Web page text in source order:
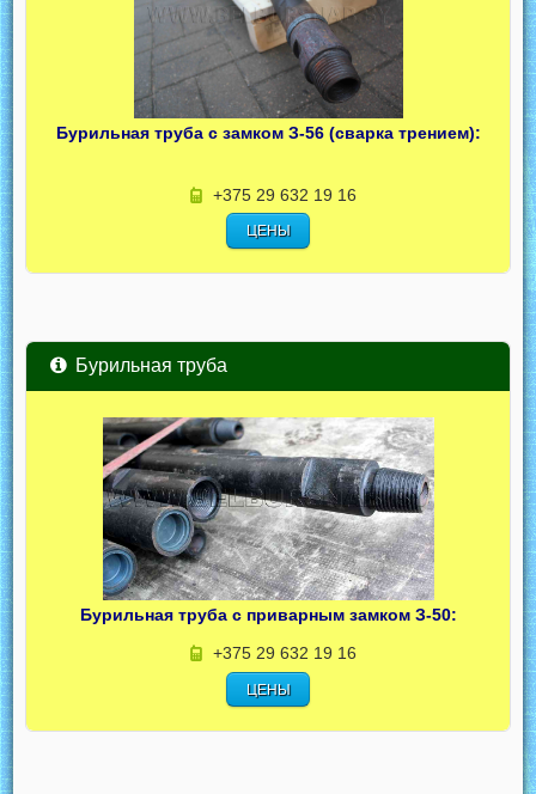
Бурильная труба с замком З-56 (сварка трением):
+375 29 632 19 16
ЦЕНЫ
Бурильная труба
Бурильная труба с приварным замком З-50:
+375 29 632 19 16
ЦЕНЫ